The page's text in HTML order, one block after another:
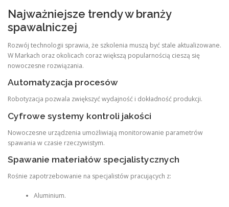
Najważniejsze trendy w branży
spawalniczej
Rozwój technologii sprawia, że szkolenia muszą być stale aktualizowane.
W Markach oraz okolicach coraz większą popularnością cieszą się
nowoczesne rozwiązania.
Automatyzacja procesów
Robotyzacja pozwala zwiększyć wydajność i dokładność produkcji.
Cyfrowe systemy kontroli jakości
Nowoczesne urządzenia umożliwiają monitorowanie parametrów
spawania w czasie rzeczywistym.
Spawanie materiałów specjalistycznych
Rośnie zapotrzebowanie na specjalistów pracujących z:
Aluminium.